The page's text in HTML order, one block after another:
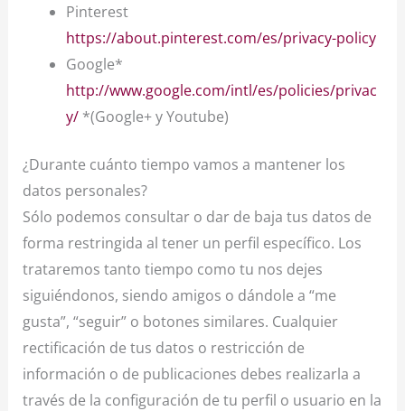
Pinterest
https://about.pinterest.com/es/privacy-policy
Google*
http://www.google.com/intl/es/policies/privac
y/*(Google+ y Youtube)
¿Durante cuánto tiempo vamos a mantener los
datos personales?
Sólo podemos consultar o dar de baja tus datos de
forma restringida al tener un perfil específico. Los
trataremos tanto tiempo como tu nos dejes
siguiéndonos, siendo amigos o dándole a “me
gusta”, “seguir” o botones similares. Cualquier
rectificación de tus datos o restricción de
información o de publicaciones debes realizarla a
través de la configuración de tu perfil o usuario en la